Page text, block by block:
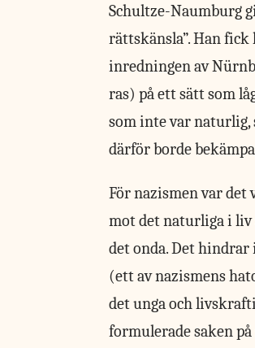
Schultze-Naumburg
rättskänsla”. Han
inredningen av
ras) på ett sätt som
som inte var naturlig,
därför borde
För nazismen var det
mot det naturliga i liv
det onda. Det
(ett av nazismens
det unga och
formulerade saken